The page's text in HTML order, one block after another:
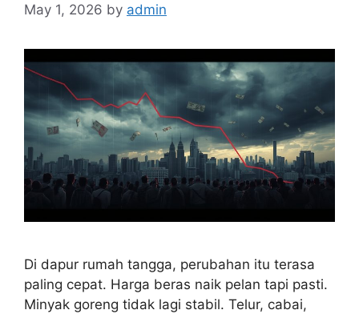
May 1, 2026 by admin
Di dapur rumah tangga, perubahan itu terasa
paling cepat. Harga beras naik pelan tapi pasti.
Minyak goreng tidak lagi stabil. Telur, cabai,